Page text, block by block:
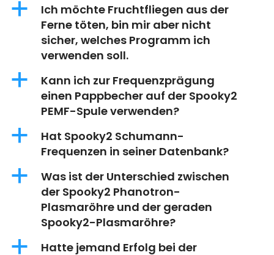
a
Ich möchte Fruchtfliegen aus der
Ferne töten, bin mir aber nicht
sicher, welches Programm ich
verwenden soll.
a
Kann ich zur Frequenzprägung
einen Pappbecher auf der Spooky2
PEMF-Spule verwenden?
a
Hat Spooky2 Schumann-
Frequenzen in seiner Datenbank?
a
Was ist der Unterschied zwischen
der Spooky2 Phanotron-
Plasmaröhre und der geraden
Spooky2-Plasmaröhre?
a
Hatte jemand Erfolg bei der